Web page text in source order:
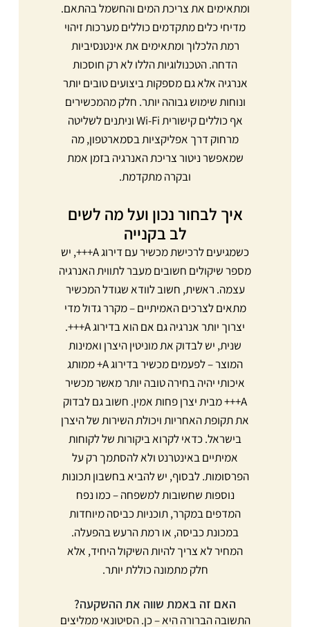
ומתאימים את צריכת המים והחשמל בהתאם.
מדיחי כלים מתקדמים כוללים מערכות זיהוי
רמת הלכלוך ומתאימים את אינטנסיביות
הדחה. הטכנולוגיות הללו לא רק חוסכות
אנרגיה אלא גם מספקות ביצועים טובים יותר
ונוחות שימוש גבוהה יותר. חלק מהמכשירים
אף כוללים קישורית Wi-Fi וניתנים לשליטה
מרחוק דרך אפליקציות בסמארטפון, מה
שמאפשר ניטור צריכת האנרגיה בזמן אמת
ובקרה מתקדמת.
איך לבחור נכון ועל מה לשים
לב בקנייה
כשמגיעים לרכישת מכשיר עם דירוג A+++, יש
מספר שיקולים חשובים מעבר לתווית האנרגיה
עצמה. ראשית, חשוב לוודא שגודל המכשיר
מתאים לצרכים האמיתיים – מקרר גדול מדי
יצרוך יותר אנרגיה גם אם הוא בדירוג A+++.
שנית, יש לבדוק את מוניטין היצרן ואמינות
המוצר – לפעמים מכשיר בדירוג A+ ממותג
איכותי יהיה בחירה טובה יותר מאשר מכשיר
A+++ מבית יצרן פחות אמין. חשוב גם לבדוק
את תקופת האחריות ויכולת השירות של היצרן
בישראל. כדאי לקרוא ביקורות של לקוחות
אמיתיים באינטרנט ולא להסתמך רק על
הפרסומות. לבסוף, יש להביא בחשבון תכונות
נוספות שחשובות למשפחה – כמו נפח
המדפים במקרר, תוכניות כביסה מיוחדות
במכונת כביסה, או רמת הרעש בהפעלה.
המחיר לא צריך להיות השיקול היחיד, אלא
חלק מתמונה כוללת יותר.
האם זה באמת שווה את ההשקעה?
התשובה הברורה היא – כן. הסיטונאי ממליצים